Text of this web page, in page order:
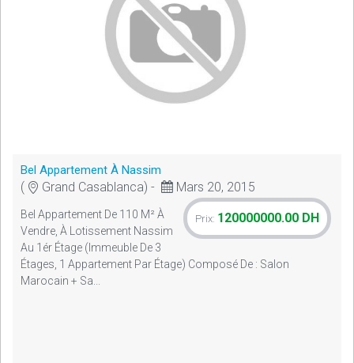
Bel Appartement À Nassim
( Grand Casablanca) - Mars 20, 2015
Prix: 120000000.00 DH
Bel Appartement De 110 M² À
Vendre, À Lotissement Nassim
Au 1ér Étage (immeuble De 3
Étages, 1 Appartement Par Étage) Composé De : Salon
Marocain + Sa...